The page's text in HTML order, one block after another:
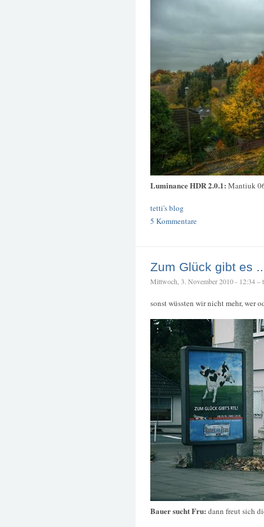
Luminance HDR 2.0.1: Mantiuk
tetti's blog
5 Kommentare
Zum Glück gibt es
Mittwoch, 3. November 2010 - 12:34 –
sonst wüssten wir nicht mehr, wer
Bauer sucht Fru: dann freut sich